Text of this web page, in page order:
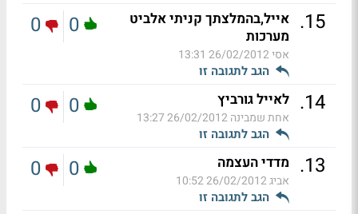
15
. אייל,בהמלצתך קניתי אלביט
מערכות
אסי26/02/2012 13:31
הגב לתגובה זו
0
0
14
. לאייל גורביץ
אחת שמבינה26/02/2012 13:27
הגב לתגובה זו
0
0
13
. מדדי העצמה
אביג26/02/2012 10:52
הגב לתגובה זו
0
0